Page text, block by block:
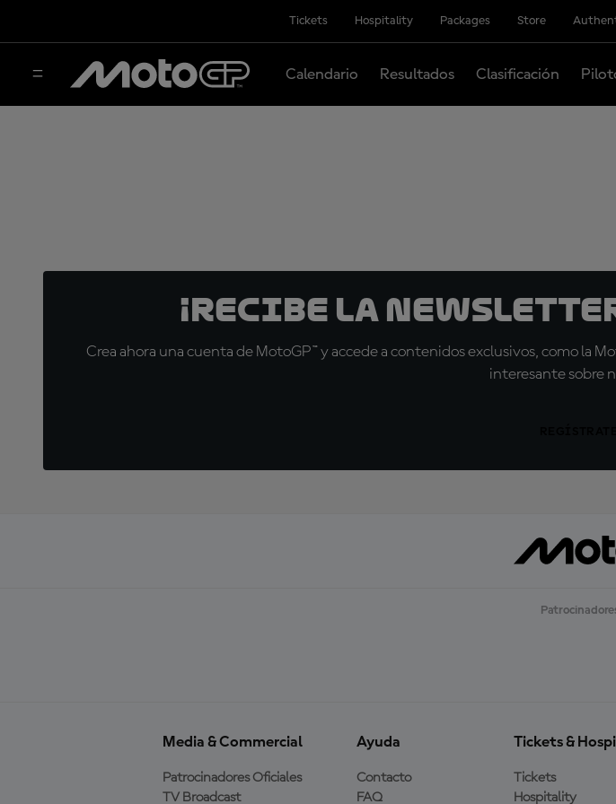
Tickets Hospitality Packages Store
Calendario Resultados Clasificación
¡Recibe la
Crea ahora una cuenta de MotoGP™ y accede a contenidos exclusivos, como la
interesante sobre
Media & Commercial
Patrocinadores Oficiales
TV Broadcast
Ayuda
Contacto
FAQ
Tickets &
Tickets
Hospitality